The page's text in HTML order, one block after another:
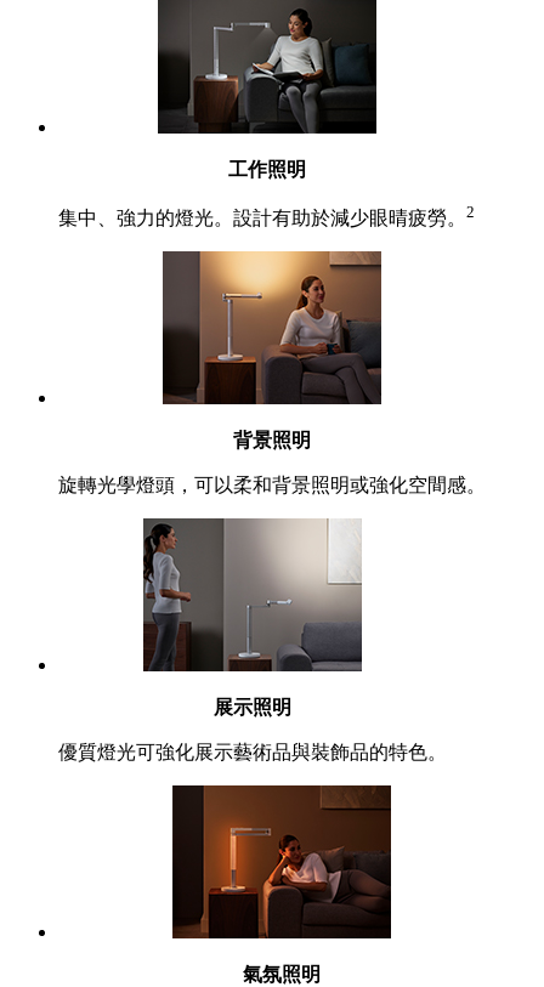
工作照明
集中、強力的燈光。設計有助於減少眼晴疲勞。 2
背景照明
旋轉光學燈頭，可以柔和背景照明或強化空間感。
展示照明
優質燈光可強化展示藝術品與裝飾品的特色。
氣氛照明